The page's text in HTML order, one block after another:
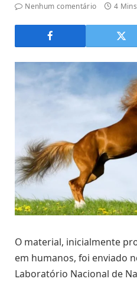
Nenhum comentário 4
O material, inicialmente
em humanos, foi enviado
Laboratório Nacional de